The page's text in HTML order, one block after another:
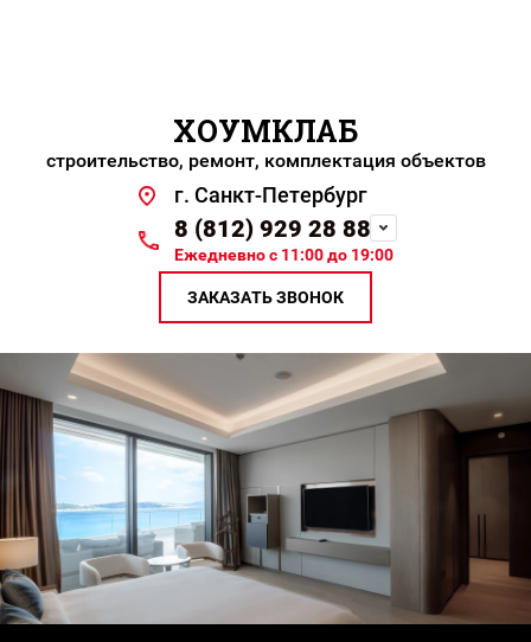
ХОУМКЛАБ
строительство, ремонт, комплектация объектов
г. Санкт-Петербург
8 (812) 929 28 88
Ежедневно с 11:00 до 19:00
ЗАКАЗАТЬ ЗВОНОК